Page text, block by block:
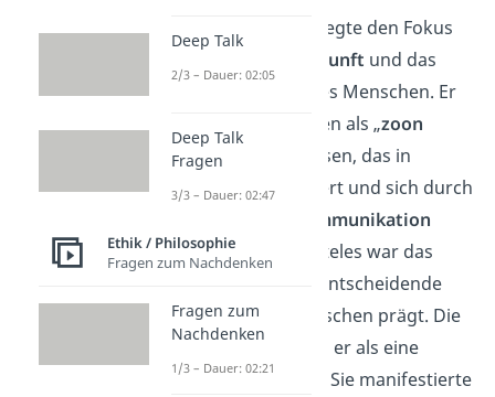
Aristoteles
wiederum legte den Fokus
praktische Vernunft und das
soziale Bewusstsein
des Menschen. Er
definierte den Menschen als „zoon
politikon“, also ein Wesen, das in
Gemeinschaftenexistiert und sich durch
Kommunikation
auszeichnet. Für Aristoteles war das
das entscheidende
Merkmal, das den Menschen prägt. Die
Fähigkeit zur Moral
sah er als eine
praktischeKompetenz
. Sie manifestierte
Deep Talk
2/3 – Dauer: 02:05
Deep Talk
Fragen
3/3 – Dauer: 02:47
Ethik / Philosophie
Fragen zum Nachdenken
Fragen zum
Nachdenken
1/3 – Dauer: 02:21